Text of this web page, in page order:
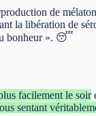
de
la libération de
bonheur ». 😴
facilement le soir
sentant